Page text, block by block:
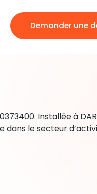
Demander une
Installée à
dans le secteur